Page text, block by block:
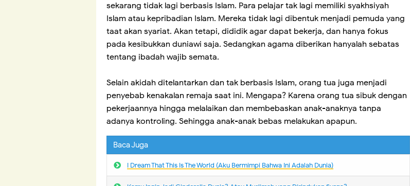
sekarang tidak lagi berbasis Islam. Para pelajar tak lagi memiliki syakhsiyah
Islam atau kepribadian Islam. Mereka tidak lagi dibentuk menjadi pemuda yang
taat akan syariat. Akan tetapi, dididik agar dapat bekerja, dan hanya fokus
pada kesibukkan duniawi saja. Sedangkan agama diberikan hanyalah sebatas
tentang ibadah wajib semata.
Selain akidah ditelantarkan dan tak berbasis Islam, orang tua juga menjadi
penyebab kenakalan remaja saat ini. Mengapa? Karena orang tua sibuk dengan
pekerjaannya hingga melalaikan dan membebaskan anak-anaknya tanpa
adanya kontroling. Sehingga anak-anak bebas melakukan apapun.
Baca Juga
I Dream That This Is The World (Aku Bermimpi Bahwa Ini Adalah Dunia)